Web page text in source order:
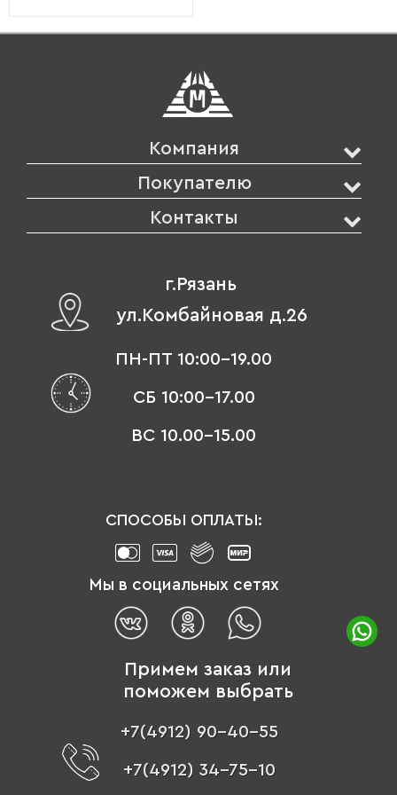
Компания
Покупателю
Контакты
г.Рязань
ул.Комбайновая д.26
ПН-ПТ 10:00-19.00
СБ 10:00-17.00
ВС 10.00-15.00
СПОСОБЫ ОПЛАТЫ:
Мы в социальных сетях
Примем заказ или
поможем выбрать
+7(4912) 90-40-55
+7(4912) 34-75-10